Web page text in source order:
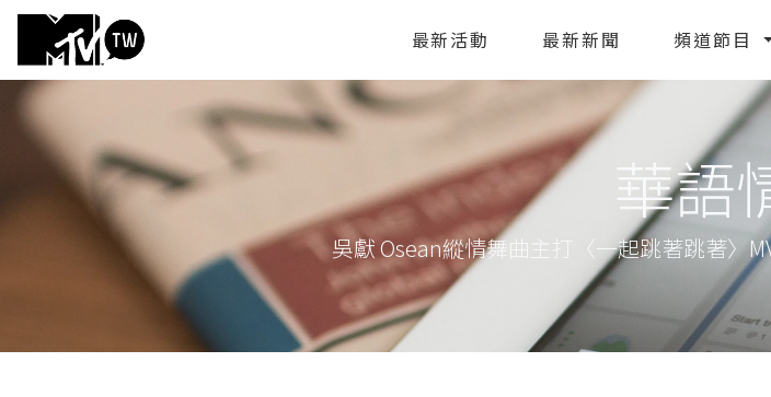
最新活動 最新新聞 頻道節目
華語
吳獻 Osean縱情舞曲主打〈一起跳著跳著〉